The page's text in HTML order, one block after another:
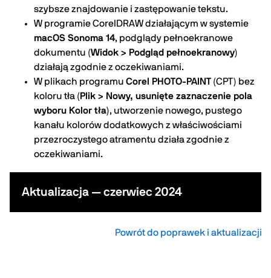
szybsze znajdowanie i zastępowanie tekstu.
W programie CorelDRAW działającym w systemie
macOS Sonoma 14, podglądy pełnoekranowe
dokumentu (Widok > Podgląd pełnoekranowy)
działają zgodnie z oczekiwaniami.
W plikach programu Corel PHOTO-PAINT (CPT) bez
koloru tła (Plik > Nowy, usunięte zaznaczenie pola
wyboru Kolor tła), utworzenie nowego, pustego
kanału kolorów dodatkowych z właściwościami
przezroczystego atramentu działa zgodnie z
oczekiwaniami.
Aktualizacja — czerwiec 2024
Powrót do poprawek i aktualizacji